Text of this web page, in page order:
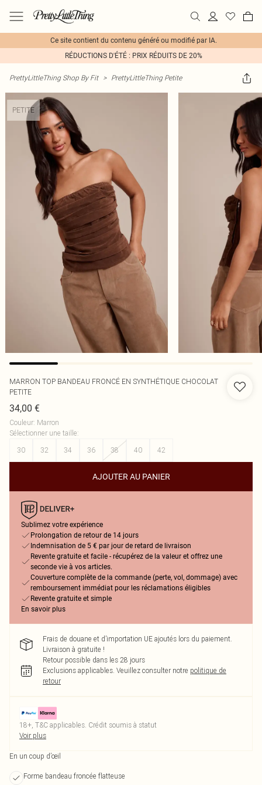
Ce site contient du contenu généré ou modifié par IA.
RÉDUCTIONS D'ÉTÉ : PRIX RÉDUITS DE 20%
PrettyLittleThing Shop By Fit > PrettyLittleThing Petite
PETITE
MARRON TOP BANDEAU FRONCÉ EN SYNTHÉTIQUE CHOCOLAT
PETITE
34,00 €
Couleur: Marron
Sélectionner une taille:
30
32 34 36 38 40 42
AJOUTER AU PANIER
Sublimez votre expérience
Prolongation de retour de 14 jours
Indemnisation de 5 € par jour de retard de livraison
Revente gratuite et facile - récupérez de la valeur et offrez une
seconde vie à vos articles.
Couverture complète de la commande (perte, vol, dommage) avec
remboursement immédiat pour les réclamations éligibles
Revente gratuite et simple
En savoir plus
Frais de douane et d’importation UE ajoutés lors du paiement.
Livraison à gratuite !
Retour possible dans les 28 jours
Exclusions applicables. Veuillez consulter notre politique de
retour
18+, T&C applicables. Crédit soumis à statut
Voir plus
En un coup d’œil
Forme bandeau froncée flatteuse